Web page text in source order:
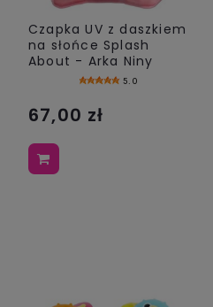
Czapka UV z daszkiem
na słońce Splash
About - Arka Niny
5.0
67,00 zł